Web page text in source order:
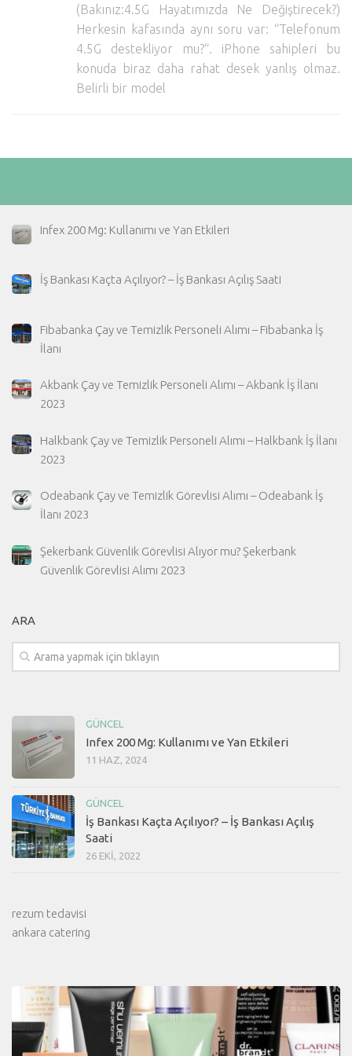
Hayattan Kesitler
(Bakınız:4.5G Hayatımızda Ne Değiştirecek?)
Herkesin kafasında aynı soru var: “Telefonum
4.5G destekliyor mu?“. iPhone sahipleri bu
konuda biraz daha rahat desek yanlış olmaz.
Belirli bir model
Infex 200 Mg: Kullanımı ve Yan Etkileri
İş Bankası Kaçta Açılıyor? – İş Bankası Açılış Saati
Fibabanka Çay ve Temizlik Personeli Alımı – Fibabanka İş
İlanı
Akbank Çay ve Temizlik Personeli Alımı – Akbank İş İlanı
2023
Halkbank Çay ve Temizlik Personeli Alımı – Halkbank İş İlanı
2023
Odeabank Çay ve Temizlik Görevlisi Alımı – Odeabank İş
İlanı 2023
Şekerbank Güvenlik Görevlisi Alıyor mu? Şekerbank
Güvenlik Görevlisi Alımı 2023
ARA
GÜNCEL
Infex 200 Mg: Kullanımı ve Yan Etkileri
11 HAZ, 2024
GÜNCEL
İş Bankası Kaçta Açılıyor? – İş Bankası Açılış
Saati
26 EKI, 2022
rezum tedavisi
ankara catering